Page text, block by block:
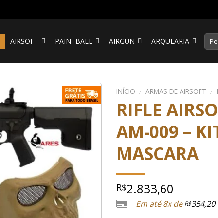
AIRSOFT PAINTBALL AIRGUN ARQUEARIA
por:
INÍCIO / ARMAS DE AIRSOFT /
RIFLE
AM-009 –
MASCARA
R$2.833,60
Em até 8x de R$354,20